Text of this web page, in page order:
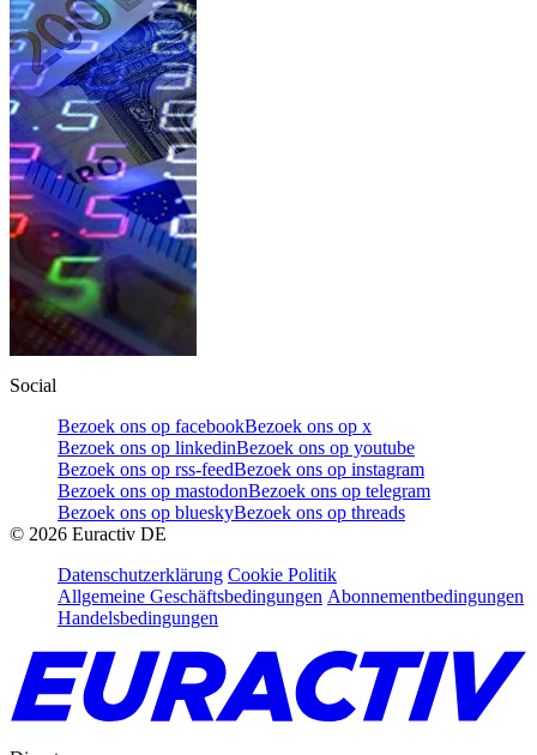
Social
Bezoek ons op facebookBezoek ons op x
Bezoek ons op linkedinBezoek ons op youtube
Bezoek ons op rss-feedBezoek ons op instagram
Bezoek ons op mastodonBezoek ons op telegram
Bezoek ons op blueskyBezoek ons op threads
© 2026 Euractiv DE
Datenschutzerklärung Cookie Politik
Allgemeine Geschäftsbedingungen Abonnementbedingungen
Handelsbedingungen